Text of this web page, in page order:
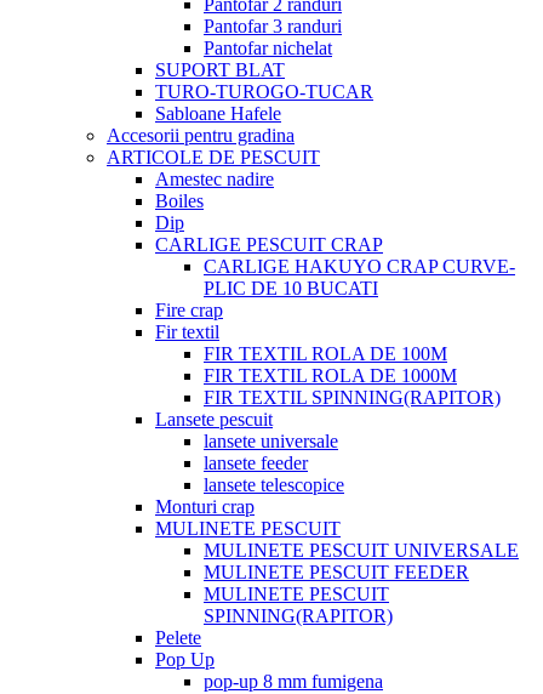
Pantofar 2 randuri
Pantofar 3 randuri
Pantofar nichelat
SUPORT BLAT
TURO-TUROGO-TUCAR
Sabloane Hafele
Accesorii pentru gradina
ARTICOLE DE PESCUIT
Amestec nadire
Boiles
Dip
CARLIGE PESCUIT CRAP
CARLIGE HAKUYO CRAP CURVE-
PLIC DE 10 BUCATI
Fire crap
Fir textil
FIR TEXTIL ROLA DE 100M
FIR TEXTIL ROLA DE 1000M
FIR TEXTIL SPINNING(RAPITOR)
Lansete pescuit
lansete universale
lansete feeder
lansete telescopice
Monturi crap
MULINETE PESCUIT
MULINETE PESCUIT UNIVERSALE
MULINETE PESCUIT FEEDER
MULINETE PESCUIT
SPINNING(RAPITOR)
Pelete
Pop Up
pop-up 8 mm fumigena